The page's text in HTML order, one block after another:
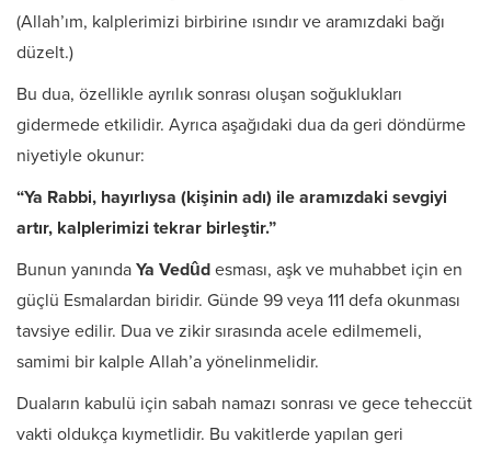
(Allah’ım, kalplerimizi birbirine ısındır ve aramızdaki bağı
düzelt.)
Bu dua, özellikle ayrılık sonrası oluşan soğuklukları
gidermede etkilidir. Ayrıca aşağıdaki dua da geri döndürme
niyetiyle okunur:
“Ya Rabbi, hayırlıysa (kişinin adı) ile aramızdaki sevgiyi
artır, kalplerimizi tekrar birleştir.”
Bunun yanında Ya Vedûd esması, aşk ve muhabbet için en
güçlü Esmalardan biridir. Günde 99 veya 111 defa okunması
tavsiye edilir. Dua ve zikir sırasında acele edilmemeli,
samimi bir kalple Allah’a yönelinmelidir.
Duaların kabulü için sabah namazı sonrası ve gece teheccüt
vakti oldukça kıymetlidir. Bu vakitlerde yapılan geri